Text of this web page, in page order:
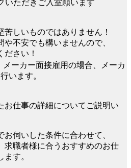
ただきご入室願います
苦しいものではありません！
や不安でも構いませんので、
ださい！
ーカー面接雇用の場合、メーカ
います。
お仕事の詳細についてご説明い
お伺いした条件に合わせて、
求職者様に合うおすすめのお仕
す。